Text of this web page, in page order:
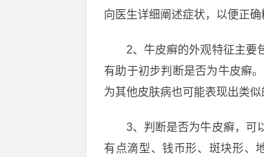
向医生详细阐述症状，以便正确
2、牛皮癣的外观特征主要
有助于初步判断是否为牛皮癣
为其他皮肤病也可能表现出类似
3、判断是否为牛皮癣，可
有点滴型、钱币形、斑块形、